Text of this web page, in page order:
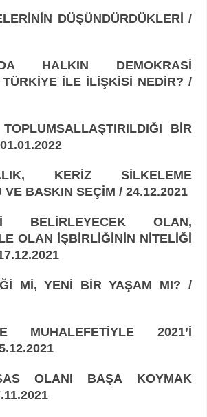
DÜŞÜNDÜRDÜKLERİ /
HALKIN DEMOKRASİ
İLE İLİŞKİSİ NEDİR? /
BİR
KERİZ SİLKELEME
VE BASKIN SEÇİM / 24.12.2021
BELİRLEYECEK OLAN,
OLAN İŞBİRLİĞİNİN NİTELİĞİ
Mİ, YENİ BİR YAŞAM MI? /
MUHALEFETİYLE 2021’İ
OLANI BAŞA KOYMAK